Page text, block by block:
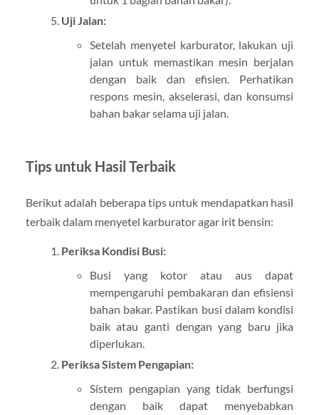
Uji Jalan:
Setelah menyetel karburator, lakukan uji
jalan untuk memastikan mesin berjalan
dengan baik dan efisien. Perhatikan
respons mesin, akselerasi, dan konsumsi
bahan bakar selama uji jalan.
Tips untuk Hasil Terbaik
Berikut adalah beberapa tips untuk mendapatkan hasil
terbaik dalam menyetel karburator agar irit bensin:
Periksa Kondisi Busi:
Busi yang kotor atau aus dapat
mempengaruhi pembakaran dan efisiensi
bahan bakar. Pastikan busi dalam kondisi
baik atau ganti dengan yang baru jika
diperlukan.
Periksa Sistem Pengapian:
Sistem pengapian yang tidak berfungsi
dengan baik dapat menyebabkan